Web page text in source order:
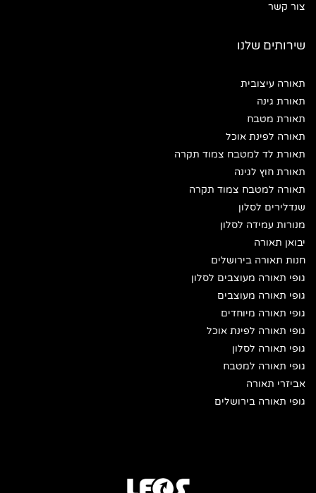
צור קשר
שירותים שלנו
תאורה עיצובית
תאורת גינה
תאורת מטבח
תאורה לפינת אוכל
תאורת לד למטבח צמוד תקרה
תאורת חוץ לגינה
תאורה למטבח צמוד תקרה
שנדלירים לסלון
מנורות עמידה לסלון
יבואן תאורה
חנות תאורה בירושלים
גופי תאורה מעוצבים לסלון
גופי תאורה מעוצבים
גופי תאורה מיוחדים
גופי תאורה לפינת אוכל
גופי תאורה לסלון
גופי תאורה למטבח
אביזרי תאורה
גופי תאורה בירושלים